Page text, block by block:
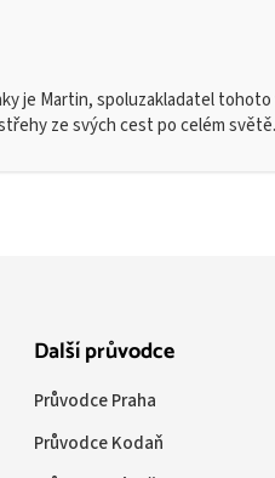
je Martin, spoluzakladatel tohoto
ze svých cest po celém světě.
Další průvodce
Průvodce Praha
Průvodce Kodaň